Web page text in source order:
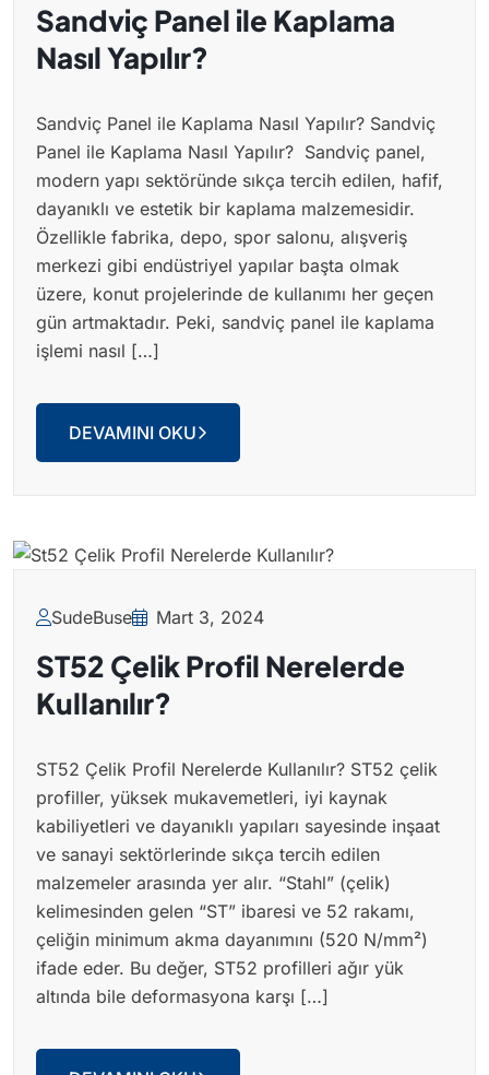
Sandviç Panel ile Kaplama
Nasıl Yapılır?
Sandviç Panel ile Kaplama Nasıl Yapılır? Sandviç
Panel ile Kaplama Nasıl Yapılır? Sandviç panel,
modern yapı sektöründe sıkça tercih edilen, hafif,
dayanıklı ve estetik bir kaplama malzemesidir.
Özellikle fabrika, depo, spor salonu, alışveriş
merkezi gibi endüstriyel yapılar başta olmak
üzere, konut projelerinde de kullanımı her geçen
gün artmaktadır. Peki, sandviç panel ile kaplama
işlemi nasıl […]
DEVAMINI OKU
SudeBuse Mart 3, 2024
ST52 Çelik Profil Nerelerde
Kullanılır?
ST52 Çelik Profil Nerelerde Kullanılır? ST52 çelik
profiller, yüksek mukavemetleri, iyi kaynak
kabiliyetleri ve dayanıklı yapıları sayesinde inşaat
ve sanayi sektörlerinde sıkça tercih edilen
malzemeler arasında yer alır. “Stahl” (çelik)
kelimesinden gelen “ST” ibaresi ve 52 rakamı,
çeliğin minimum akma dayanımını (520 N/mm²)
ifade eder. Bu değer, ST52 profilleri ağır yük
altında bile deformasyona karşı […]